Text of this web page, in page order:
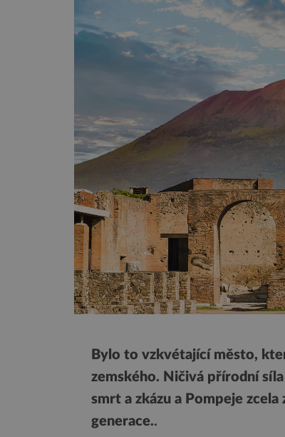
Bylo to vzkvétající město,
zemského. Ničivá přírodní
smrt a zkázu a Pompeje
generace..